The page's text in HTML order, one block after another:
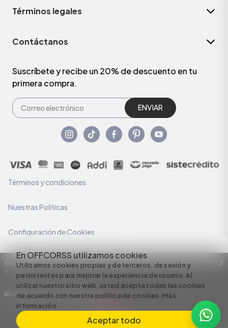
En OFFCORSS utilizamos cookies
Utilizamos cookies propias y de terceros, de sesión y
persistentes para mejorar la experiencia de usuario. Al
utilizar nuestro sitio web, usted acepta todas las cookies
de acuerdo con nuestra política de cookies. Más
información
Aceptar todo
Términos legales
Contáctanos
Suscríbete y recibe un 20% de descuento en tu
primera compra.
ENVIAR
Términos y condiciones
Nuestras Políticas
Configuración de Cookies
Razón Social: C.I HERMECO S.A. NIT: 890924167-6 Dirección: Carrera 50 #
7 – 35
All rights reserved empowered by